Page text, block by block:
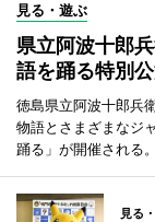
見る・遊ぶ
県立阿波十郎
語を踊る特別
徳島県立阿波十郎兵
物語とさまざまなジ
踊る」が開催される。
見る